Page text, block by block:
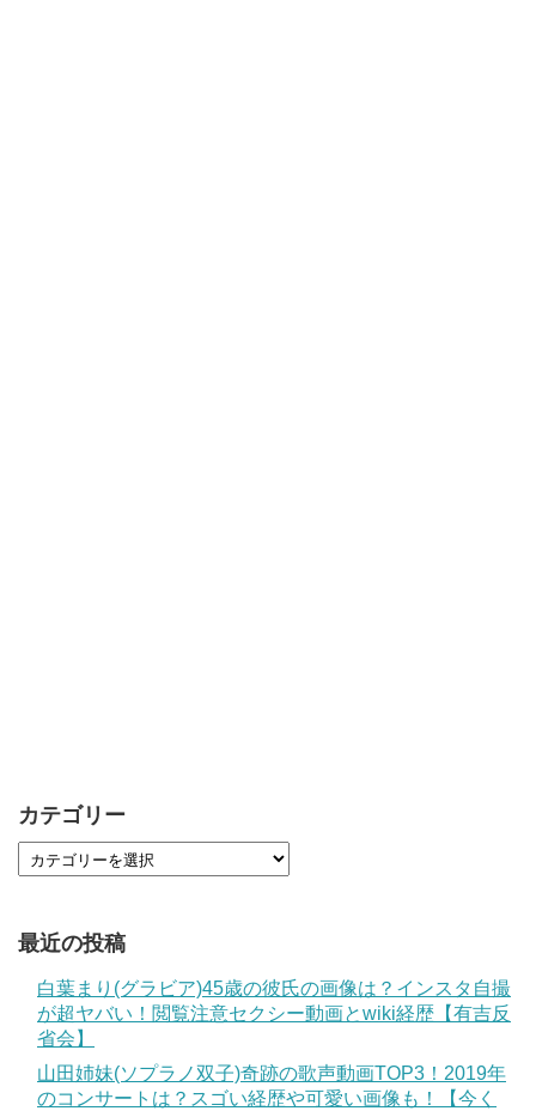
カテゴリー
最近の投稿
白葉まり(グラビア)45歳の彼氏の画像は？インスタ自撮
が超ヤバい！閲覧注意セクシー動画とwiki経歴【有吉反
省会】
山田姉妹(ソプラノ双子)奇跡の歌声動画TOP3！2019年
のコンサートは？スゴい経歴や可愛い画像も！【今く